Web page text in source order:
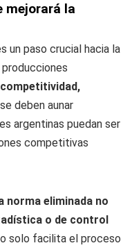
mejorará la
un paso crucial hacia la
competitividad,
deben aunar
argentinas puedan ser
competitivas
norma eliminada no
o de control
solo facilita el proceso